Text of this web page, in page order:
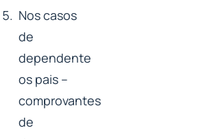
Nos casos
de
dependente
os pais –
comprovantes
de